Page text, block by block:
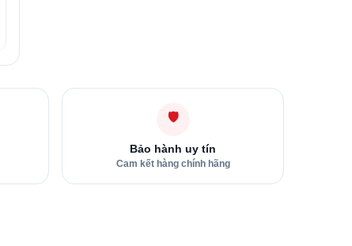
🛡
Bảo hành uy tín
Cam kết hàng chính hãng